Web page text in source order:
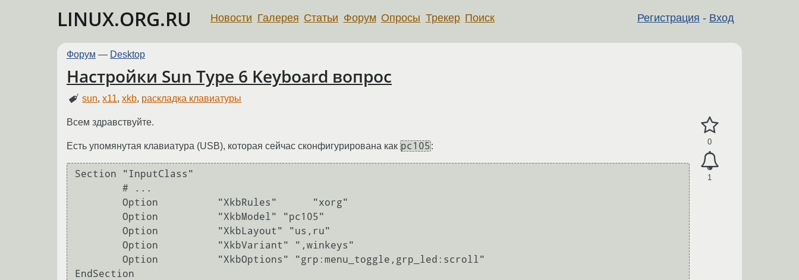
LINUX.ORG.RU Регистрация - Вход
Новости Галерея Статьи Форум Опросы Трекер Поиск
Форум — Desktop
Настройки Sun Type 6 Keyboard вопрос
sun,x11,xkb, раскладка клавиатуры
0
1
Всем здравствуйте.
Есть упомянутая клавиатура (USB), которая сейчас сконфигурирована как pc105:
Section "InputClass"